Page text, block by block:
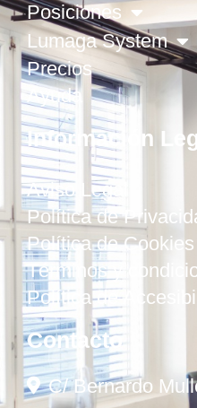
Posiciones
Lumaga System
Precios
Ayuda
Información
Aviso Legal
Política de
Política de Cookies
Términos y
Política de
Contacto
C/ Bernardo